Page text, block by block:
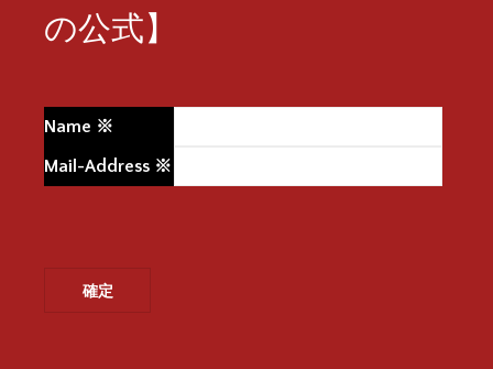
の公式】
Name ※
Mail-Address ※